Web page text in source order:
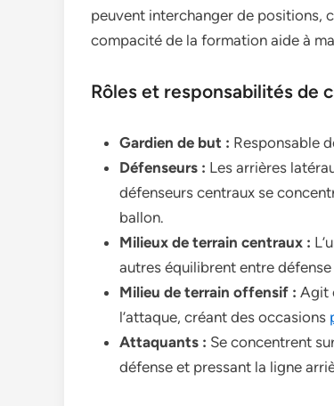
peuvent interchanger de positions,
compacité de la formation aide à
Rôles et responsabilités de
Gardien de but : Responsable
Défenseurs : Les arrières
défenseurs centraux se
ballon.
Milieux de terrain centraux :
autres équilibrent entre
Milieu de terrain offensif : Agit
l’attaque, créant des occasions
Attaquants : Se concentrent
défense et pressant la ligne